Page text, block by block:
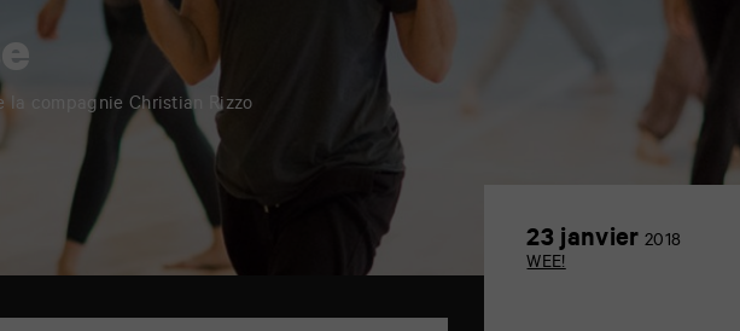
la compagnie Christian Rizzo
23 janvier 2018
WEE!